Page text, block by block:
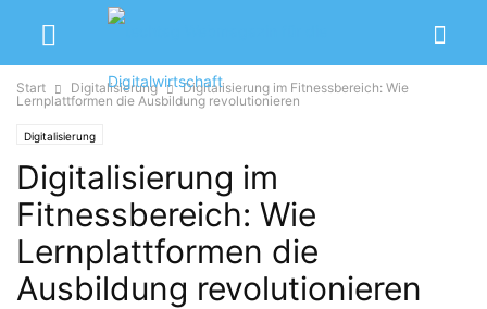
Start Digitalisierung
Digitalisierung im Fitnessbereich: Wie
Lernplattformen die Ausbildung revolutionieren
Digitalisierung
Digitalisierung im
Fitnessbereich: Wie
Lernplattformen die
Ausbildung revolutionieren